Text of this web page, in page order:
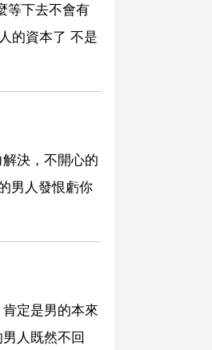
等下去不會有
的資本了 不是
決，不開心的
男人發恨虧你
定是男的本來
人既然不回